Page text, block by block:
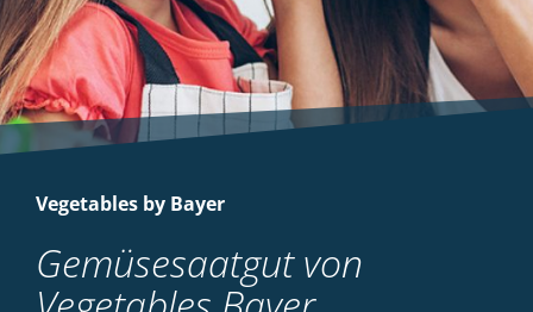
Vegetables by Bayer
Gemüsesaatgut von